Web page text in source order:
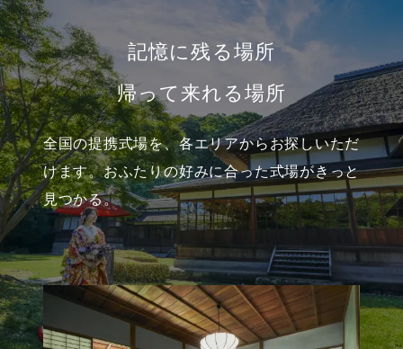
記憶に残る場所
帰って来れる場所
全国の提携式場を、各エリアからお探しいただ
けます。おふたりの好みに合った式場がきっと
見つかる。